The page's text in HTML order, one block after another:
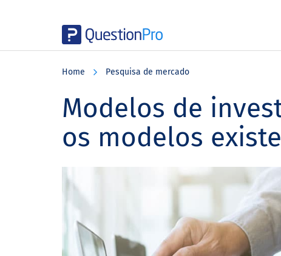
Home Pesquisa de mercado
Modelos de
os modelos